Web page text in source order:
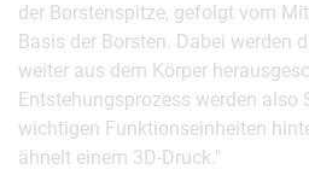
der Borstenspitze, gefolgt vom
Basis der Borsten. Dabei werden
weiter aus dem Körper
Entstehungsprozess werden also
wichtigen Funktionseinheiten
ähnelt einem 3D-Druck."